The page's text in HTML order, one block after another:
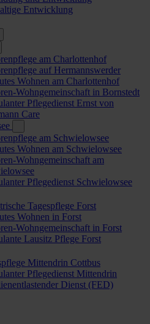
Entwicklung
am Charlottenhof
auf Hermannswerder
Wohnen am Charlottenhof
Wohngemeinschaft in Bornstedt
Pflegedienst Ernst von
Care
am Schwielowsee
Wohnen am Schwielowsee
Wohngemeinschaft am
Pflegedienst Schwielowsee
Tagespflege Forst
Wohnen in Forst
Wohngemeinschaft in Forst
Lausitz Pflege Forst
Mittendrin Cottbus
Pflegedienst Mittendrin
Dienst (FED)